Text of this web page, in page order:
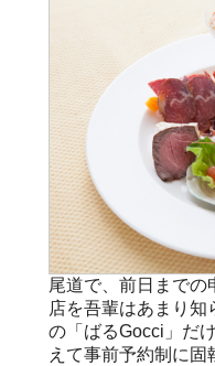
尾道で、前日までの
店を吾輩はあまり知
の「ばるGocci」だ
えて事前予約制に